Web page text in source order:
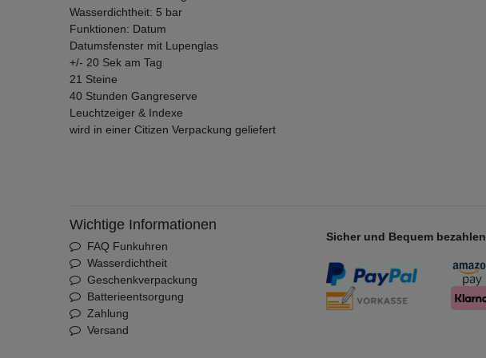
Wasserdichtheit: 5 bar
Funktionen: Datum
Datumsfenster mit Lupenglas
+/- 20 Sek am Tag
21 Steine
40 Stunden Gangreserve
Leuchtzeiger & Indexe
wird in einer Citizen Verpackung geliefert
Wichtige Informationen
FAQ Funkuhren
Wasserdichtheit
Geschenkverpackung
Batterieentsorgung
Zahlung
Versand
Sicher und Bequem bezahlen